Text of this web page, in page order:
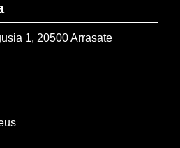
1, 20500 Arrasate